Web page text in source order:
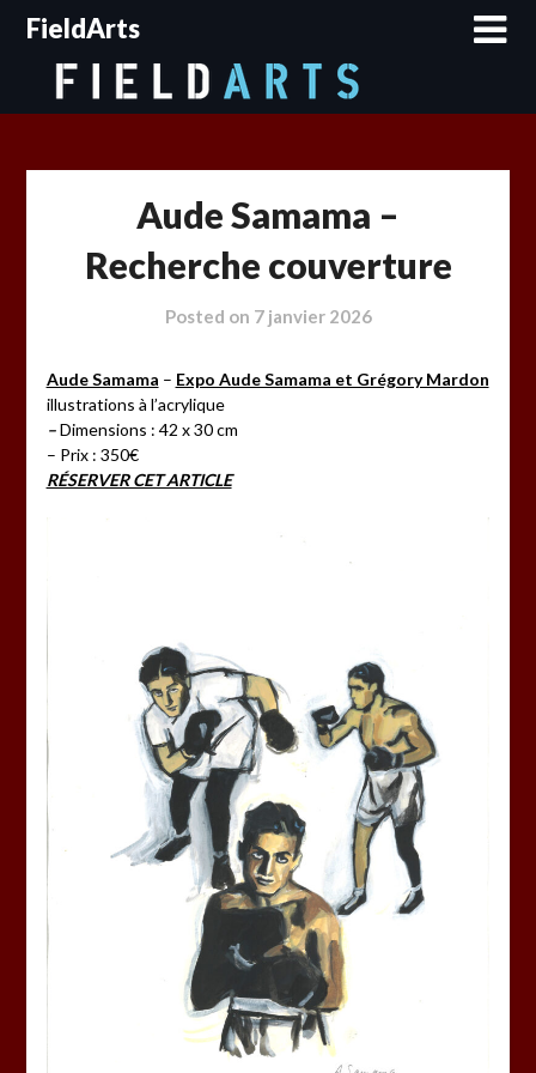
SkipFieldArts
Aude Samama –
Recherche couverture
Posted on 7 janvier 2026
Aude Samama – Expo Aude Samama et Grégory Mardon
illustrations à l’acrylique
–Dimensions : 42 x 30 cm
– Prix : 350€
RÉSERVER CET ARTICLE